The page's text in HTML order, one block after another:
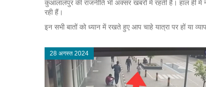
कु​आलालंपुर की राजनीति भी अक्सर खबरों में रहती है। हाल ही
रही हैं।
इन सभी बातों को ध्यान में रखते हुए आप चाहे यात्रा पर हों या
28 अगस्त 2024